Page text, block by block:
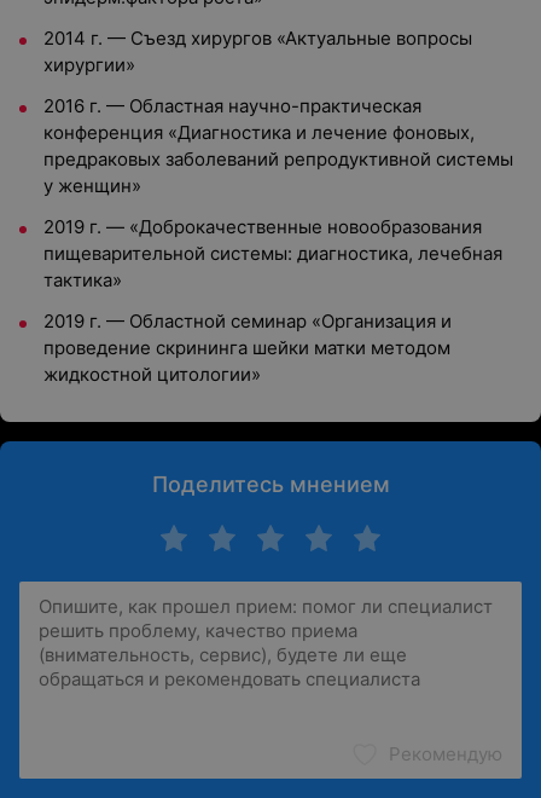
2014 г. — Съезд хирургов «Актуальные вопросы
хирургии»
2016 г. — Областная научно-практическая
конференция «Диагностика и лечение фоновых,
предраковых заболеваний репродуктивной системы
у женщин»
2019 г. — «Доброкачественные новообразования
пищеварительной системы: диагностика, лечебная
тактика»
2019 г. — Областной семинар «Организация и
проведение скрининга шейки матки методом
жидкостной цитологии»
Поделитесь мнением
Рекомендую